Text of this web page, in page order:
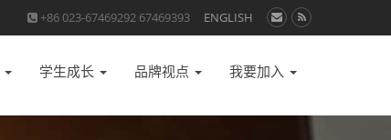
+86 023-67469292 67469393 ENGLISH
学生成长 品牌视点 我要加入